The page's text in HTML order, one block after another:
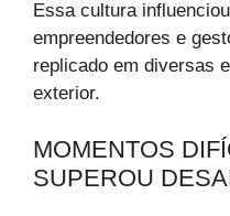
Essa cultura
empreendedores e
replicado em diversas
exterior.
MOMENTOS
SUPEROU